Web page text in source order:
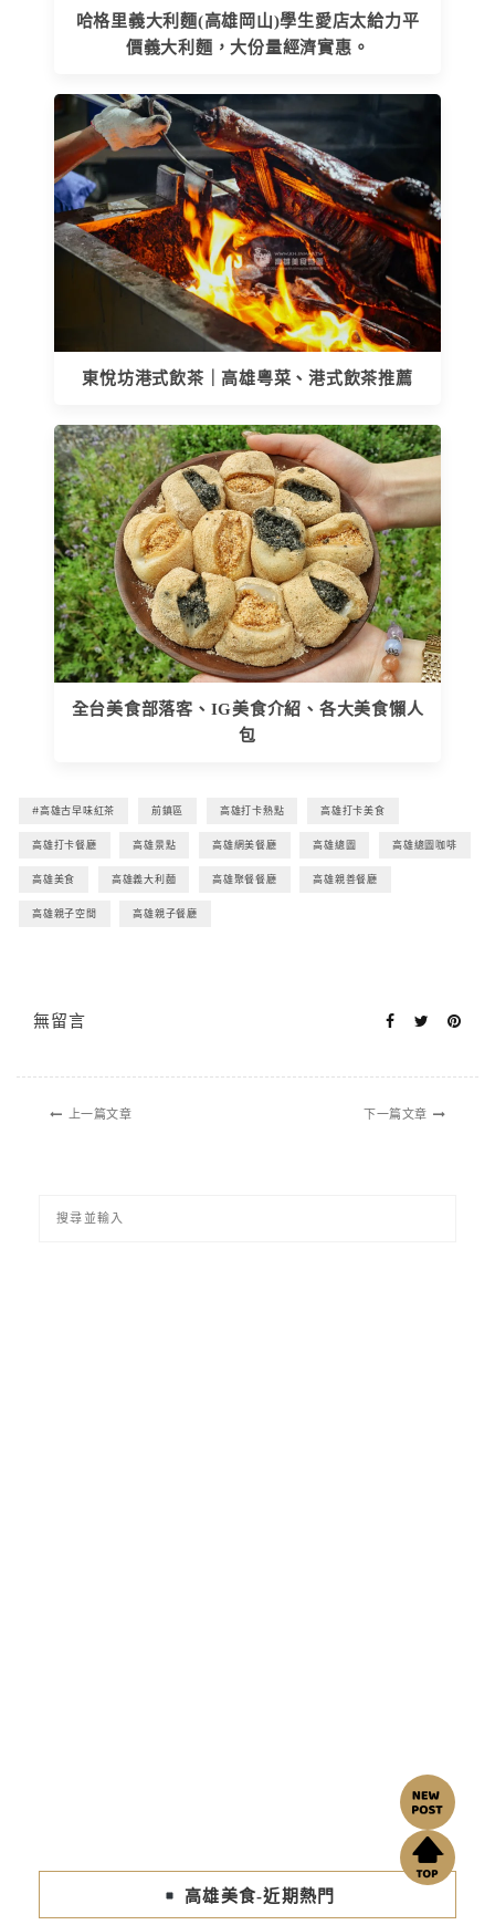
哈格里義大利麵(高雄岡山)學生愛店太給力平
價義大利麵，大份量經濟實惠。
東悅坊港式飲茶｜高雄粵菜、港式飲茶推薦
全台美食部落客、IG美食介紹、各大美食懶人
包
#高雄古早味紅茶 前鎮區 高雄打卡熱點 高雄打卡美食
高雄打卡餐廳 高雄景點 高雄網美餐廳 高雄總圖 高雄總圖咖啡
高雄美食 高雄義大利麵 高雄聚餐餐廳 高雄親善餐廳
高雄親子空間 高雄親子餐廳
無留言
上一篇文章 下一篇文章
高雄美食-近期熱門